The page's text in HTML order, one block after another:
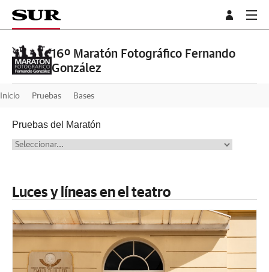
16º Maratón Fotográfico Fernando
González
Inicio Pruebas Bases
Pruebas del Maratón
Luces y líneas en el teatro